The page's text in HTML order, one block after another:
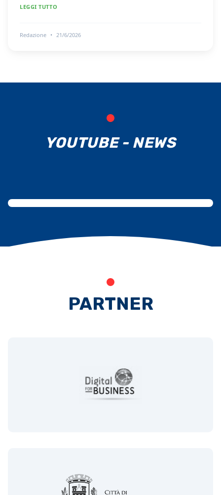
LEGGI TUTTO
Redazione • 21/6/2026
YOUTUBE - NEWS
PARTNER